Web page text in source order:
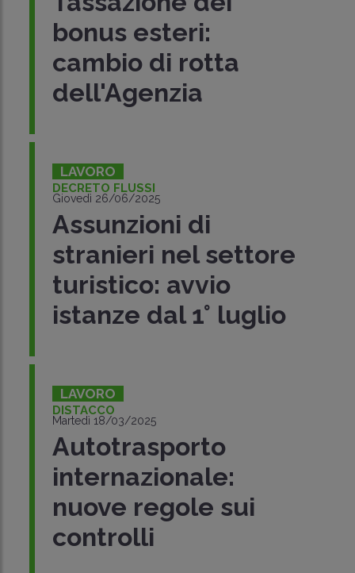
bonus esteri:
cambio di rotta
dell'Agenzia
LAVORO
DECRETO FLUSSI
Giovedì 26/06/2025
Assunzioni di
stranieri nel settore
turistico: avvio
istanze dal 1° luglio
LAVORO
DISTACCO
Martedì 18/03/2025
Autotrasporto
internazionale:
nuove regole sui
controlli